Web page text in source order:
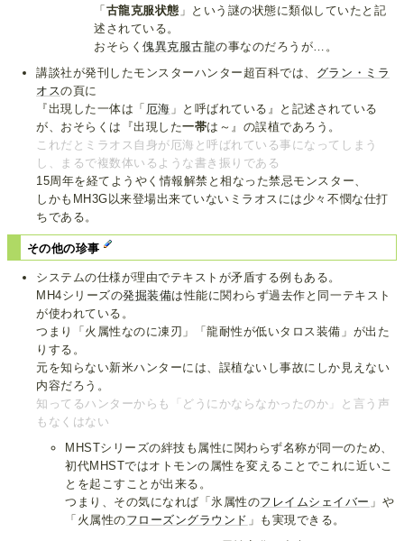
「 古龍克服状態 」という謎の状態に類似していたと記
述されている。
おそらく傀異克服古龍の事なのだろうが…。
講談社が発刊したモンスターハンター超百科では、 グラン・ミラ
オスの頁に
『出現した一体は「 厄海 」と呼ばれている』と記述されている
が、おそらくは『出現した一帯は～』の誤植であろう。
これだとミラオス自身が厄海と呼ばれている事になってしまう
し、まるで複数体いるような書き振りである
15周年を経てようやく情報解禁と相なった禁忌モンスター、
しかもMH3G以来登場出来ていないミラオスには少々不憫な仕打
ちである。
その他の珍事
システムの仕様が理由でテキストが矛盾する例もある。
MH4シリーズの発掘装備は性能に関わらず過去作と同一テキスト
が使われている。
つまり「火属性なのに凍刃」「龍耐性が低いタロス装備」が出た
りする。
元を知らない新米ハンターには、誤植ないし事故にしか見えない
内容だろう。
知ってるハンターからも「どうにかならなかったのか」と言う声
もなくはない
MHSTシリーズの絆技も属性に関わらず名称が同一のため、
初代MHSTではオトモンの属性を変えることでこれに近いこ
とを起こすことが出来る。
つまり、その気になれば「氷属性のフレイムシェイバー 」や
「火属性のフローズングラウンド 」も実現できる。